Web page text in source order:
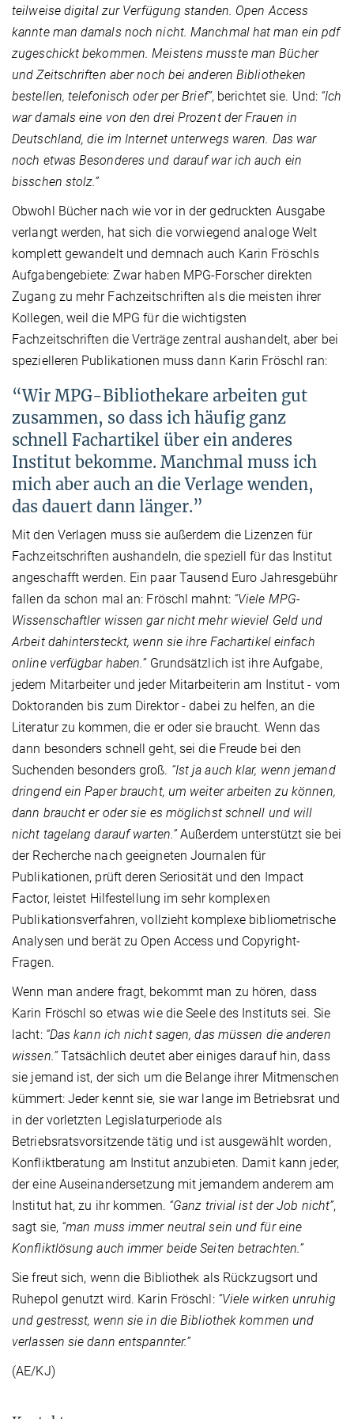
teilweise digital zur Verfügung standen. Open Access
kannte man damals noch nicht. Manchmal hat man ein pdf
zugeschickt bekommen. Meistens musste man Bücher
und Zeitschriften aber noch bei anderen Bibliotheken
bestellen, telefonisch oder per Brief”, berichtet sie. Und: “Ich
war damals eine von den drei Prozent der Frauen in
Deutschland, die im Internet unterwegs waren. Das war
noch etwas Besonderes und darauf war ich auch ein
bisschen stolz.”
Obwohl Bücher nach wie vor in der gedruckten Ausgabe
verlangt werden, hat sich die vorwiegend analoge Welt
komplett gewandelt und demnach auch Karin Fröschls
Aufgabengebiete: Zwar haben MPG-Forscher direkten
Zugang zu mehr Fachzeitschriften als die meisten ihrer
Kollegen, weil die MPG für die wichtigsten
Fachzeitschriften die Verträge zentral aushandelt, aber bei
spezielleren Publikationen muss dann Karin Fröschl ran:
“Wir MPG-Bibliothekare arbeiten gut
zusammen, so dass ich häufig ganz
schnell Fachartikel über ein anderes
Institut bekomme. Manchmal muss ich
mich aber auch an die Verlage wenden,
das dauert dann länger.”
Mit den Verlagen muss sie außerdem die Lizenzen für
Fachzeitschriften aushandeln, die speziell für das Institut
angeschafft werden. Ein paar Tausend Euro Jahresgebühr
fallen da schon mal an: Fröschl mahnt:“Viele MPG-
Wissenschaftler wissen gar nicht mehr wieviel Geld und
Arbeit dahintersteckt, wenn sie ihre Fachartikel einfach
online verfügbar haben.” Grundsätzlich ist ihre Aufgabe,
jedem Mitarbeiter und jeder Mitarbeiterin am Institut - vom
Doktoranden bis zum Direktor - dabei zu helfen, an die
Literatur zu kommen, die er oder sie braucht. Wenn das
dann besonders schnell geht, sei die Freude bei den
Suchenden besonders groß. “Ist ja auch klar, wenn jemand
dringend ein Paper braucht, um weiter arbeiten zu können,
dann braucht er oder sie es möglichst schnell und will
nicht tagelang darauf warten.”Außerdem unterstützt sie bei
der Recherche nach geeigneten Journalen für
Publikationen, prüft deren Seriosität und den Impact
Factor, leistet Hilfestellung im sehr komplexen
Publikationsverfahren, vollzieht komplexe bibliometrische
Analysen und berät zu Open Access und Copyright-
Fragen.
Wenn man andere fragt, bekommt man zu hören, dass
Karin Fröschl so etwas wie die Seele des Instituts sei. Sie
lacht:“Das kann ich nicht sagen, das müssen die anderen
wissen.”Tatsächlich deutet aber einiges darauf hin, dass
sie jemand ist, der sich um die Belange ihrer Mitmenschen
kümmert: Jeder kennt sie, sie war lange im Betriebsrat und
in der vorletzten Legislaturperiode als
Betriebsratsvorsitzende tätig und ist ausgewählt worden,
Konfliktberatung am Institut anzubieten. Damit kann jeder,
der eine Auseinandersetzung mit jemandem anderem am
Institut hat, zu ihr kommen. “Ganz trivial ist der Job nicht”,
sagt sie,“man muss immer neutral sein und für eine
Konfliktlösung auch immer beide Seiten betrachten.”
Sie freut sich, wenn die Bibliothek als Rückzugsort und
Ruhepol genutzt wird. Karin Fröschl: “Viele wirken unruhig
und gestresst, wenn sie in die Bibliothek kommen und
verlassen sie dann entspannter.”
(AE/KJ)